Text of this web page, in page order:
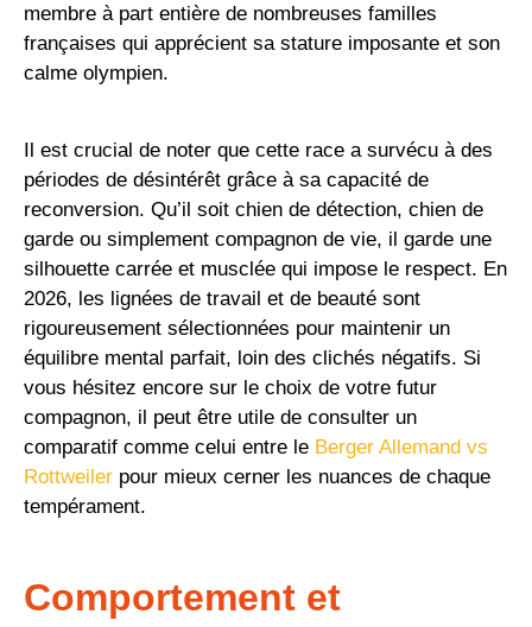
membre à part entière de nombreuses familles
françaises qui apprécient sa stature imposante et son
calme olympien.
Il est crucial de noter que cette race a survécu à des
périodes de désintérêt grâce à sa capacité de
reconversion. Qu’il soit chien de détection, chien de
garde ou simplement compagnon de vie, il garde une
silhouette carrée et musclée qui impose le respect. En
2026, les lignées de travail et de beauté sont
rigoureusement sélectionnées pour maintenir un
équilibre mental parfait, loin des clichés négatifs. Si
vous hésitez encore sur le choix de votre futur
compagnon, il peut être utile de consulter un
comparatif comme celui entre le Berger Allemand vs
Rottweiler pour mieux cerner les nuances de chaque
tempérament.
Comportement et